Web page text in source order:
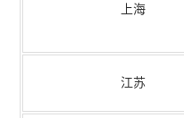
上海
江苏